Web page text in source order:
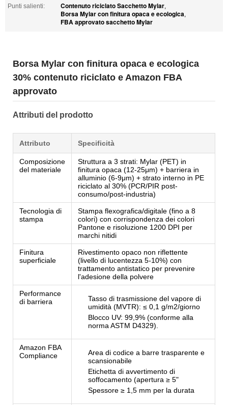
Punti salienti:
Contenuto riciclato Sacchetto Mylar,
Borsa Mylar con finitura opaca e ecologica,
FBA approvato sacchetto Mylar
Borsa Mylar con finitura opaca e ecologica
30% contenuto riciclato e Amazon FBA
approvato
Attributi del prodotto
Attributo Specificità
Composizione
del materiale
Struttura a 3 strati: Mylar (PET) in
finitura opaca (12-25μm) + barriera in
alluminio (6-9μm) + strato interno in PE
riciclato al 30% (PCR/PIR post-
consumo/post-industria)
Tecnologia di
stampa
Stampa flexografica/digitale (fino a 8
colori) con corrispondenza dei colori
Pantone e risoluzione 1200 DPI per
marchi nitidi
Finitura
superficiale
Rivestimento opaco non riflettente
(livello di lucentezza 5-10%) con
trattamento antistatico per prevenire
l'adesione della polvere
Performance
di barriera
Tasso di trasmissione del vapore di
umidità (MVTR): ≤ 0,1 g/m2/giorno
Blocco UV: 99,9% (conforme alla
norma ASTM D4329).
Amazon FBA
Compliance
Area di codice a barre trasparente e
scansionabile
Etichetta di avvertimento di
soffocamento (apertura ≥ 5"
Spessore ≥ 1,5 mm per la durata